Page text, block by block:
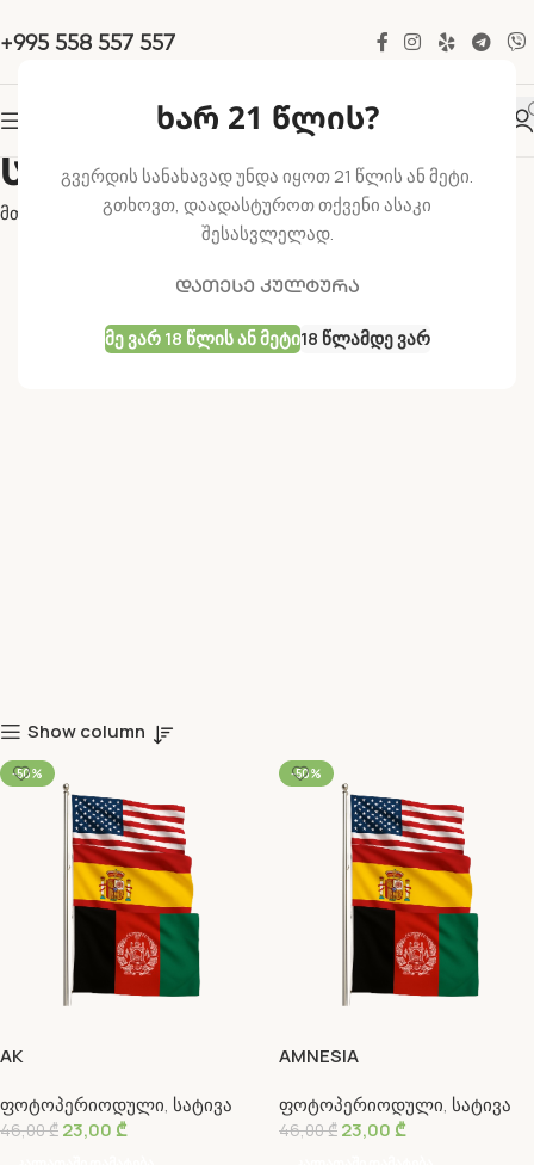
ხარ 21 წლის?
გვერდის სანახავად უნდა იყოთ 21 წლის ან მეტი.
გთხოვთ, დაადასტუროთ თქვენი ასაკი
შესასვლელად.
დათესე კულტურა
Მე Ვარ 18 Წლის Ან Მეტი18 Წლამდე Ვარ
+995 558 557 557
სატივა
მთავარი თესლები ფოტოპერიოდული სატივა
Show column
-50%
AK
ფოტოპერიოდული, სატივა
46,00₾ 23,00₾
-50%
AMNESIA
ფოტოპერიოდული, სატივა
46,00₾ 23,00₾